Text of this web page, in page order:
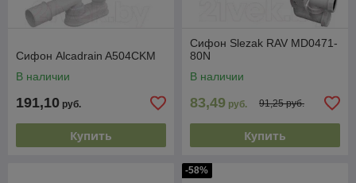
Сифон Alcadrain A504CKM
В наличии
191,10 руб.
Купить
Сифон Slezak RAV MD0471-
80N
В наличии
83,49 руб. 91,25 руб.
Купить
-58%